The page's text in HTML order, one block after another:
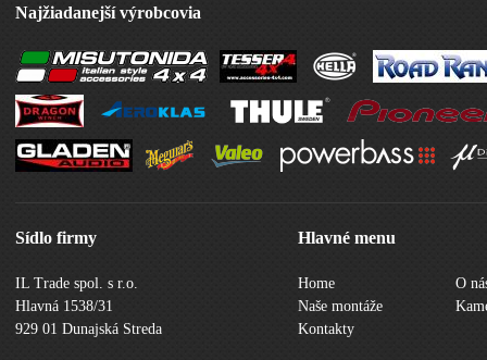
Najžiadanejší výrobcovia
Sídlo firmy
IL Trade spol. s r.o.
Hlavná 1538/31
929 01 Dunajská Streda
Hlavné menu
Home
O
Naše montáže
Kontakty